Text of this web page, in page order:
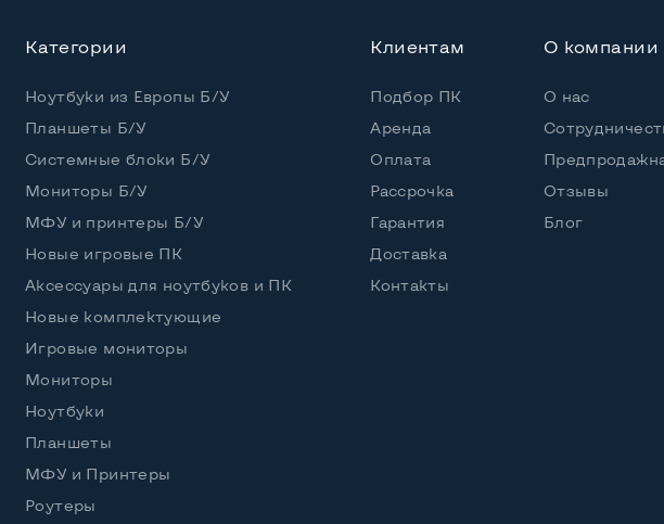
Категории
Ноутбуки из Европы Б/У
Планшеты Б/У
Системные блоки Б/У
Мониторы Б/У
МФУ и принтеры Б/У
Новые игровые ПК
Аксессуары для ноутбуков и ПК
Новые комплектующие
Игровые мониторы
Мониторы
Ноутбуки
Планшеты
МФУ и Принтеры
Роутеры
Клиентам
Подбор ПК
Аренда
Оплата
Рассрочка
Гарантия
Доставка
Контакты
О компании
О нас
Отзывы
Блог